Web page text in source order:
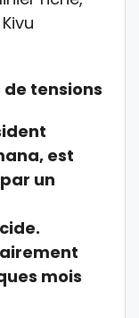
de tensions
est
un
mois